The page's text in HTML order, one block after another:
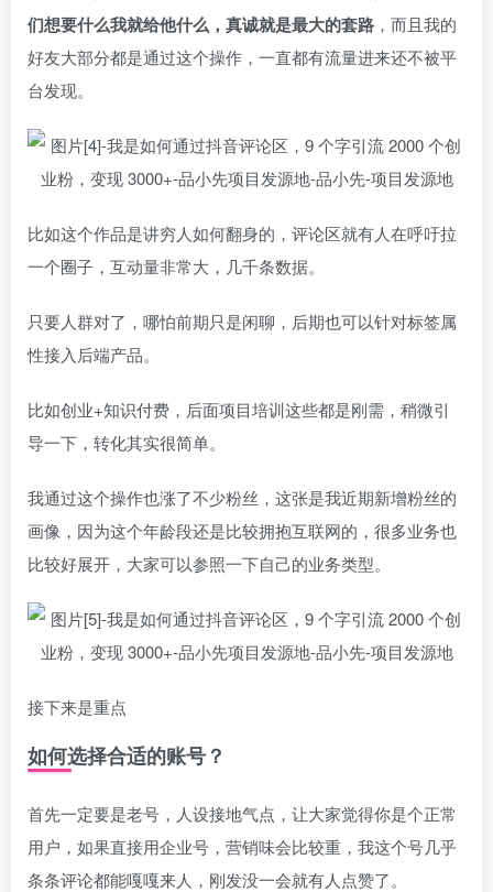
们想要什么我就给他什么，真诚就是最大的套路 ，而且我的
好友大部分都是通过这个操作，一直都有流量进来还不被平
台发现。
比如这个作品是讲穷人如何翻身的，评论区就有人在呼吁拉
一个圈子，互动量非常大，几千条数据。
只要人群对了，哪怕前期只是闲聊，后期也可以针对标签属
性接入后端产品。
比如创业+知识付费，后面项目培训这些都是刚需，稍微引
导一下，转化其实很简单。
我通过这个操作也涨了不少粉丝，这张是我近期新增粉丝的
画像，因为这个年龄段还是比较拥抱互联网的，很多业务也
比较好展开，大家可以参照一下自己的业务类型。
接下来是重点
如何选择合适的账号？
首先一定要是老号，人设接地气点，让大家觉得你是个正常
用户，如果直接用企业号，营销味会比较重，我这个号几乎
条条评论都能嘎嘎来人，刚发没一会就有人点赞了。